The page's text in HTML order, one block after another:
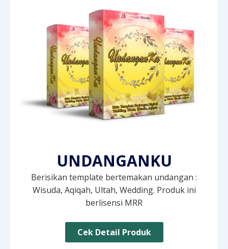
UNDANGANKU
Berisikan template bertemakan undangan :
Wisuda, Aqiqah, Ultah, Wedding. Produk ini
berlisensi MRR
Cek Detail Produk